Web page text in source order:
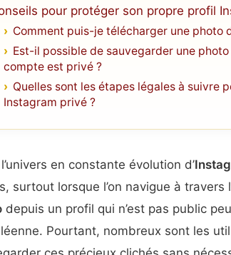
pour protéger son propre profil
Comment puis-je télécharger une photo
Est-il possible de sauvegarder une
compte est privé ?
Quelles sont les étapes légales à suivre
Instagram privé ?
en constante évolution d’
surtout lorsque l’on navigue à
depuis un profil qui n’est pas public
Pourtant, nombreux sont les